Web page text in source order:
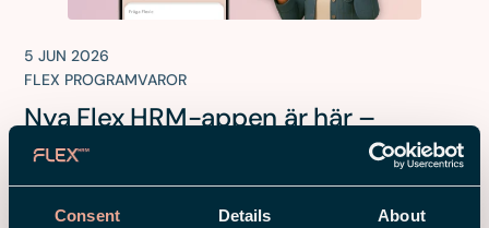
Consent Details About
5 JUN 2026
FLEX PROGRAMVAROR
Nya Flex HRM-appen är här –
enklare vardagsadmin direkt i
mobilen